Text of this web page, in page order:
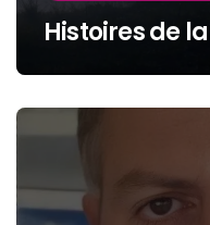
Histoires de